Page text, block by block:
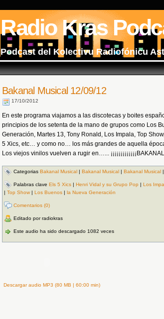
Radio Kras
Podcast del Kolectivu Radiofónicu
Bakanal Musical 12/09/12
17/10/2012
En este programa viajamos a las discotecas y boites
principios de los setenta de la mano de grupos como Los
Generación, Martes 13, Tony Ronald, Los Impala, Top
5 Xics, etc… y como no… los más grandes de aquella
Los viejos vinilos vuelven a rugir en…... ¡¡¡¡¡¡¡¡¡¡¡¡¡BAKANAL
Categorias Bakanal Musical | Bakanal Musical | Bakanal Musical |
Palabras clave Els 5 Xics | Henri Vidal y su Grupo Pop | Los
| Top Show | Los Buenos | la Nueva Generación
Comentarios (0)
Editado por radiokras
Este audio ha sido descargado 1082 veces
Descargar audio MP3 (80 MB | 60:00 min)